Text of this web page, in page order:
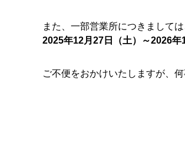
また、一部営業所につきまして
2025年12月27日（土）～2026年
ご不便をおかけいたしますが、